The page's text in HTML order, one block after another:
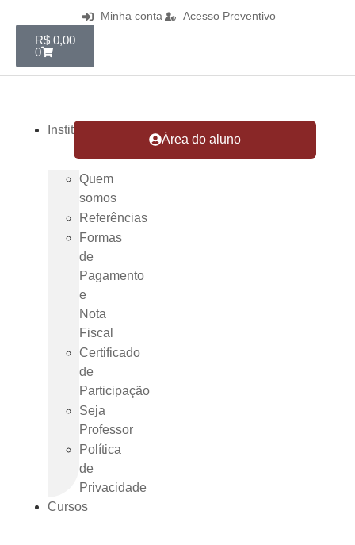
Minha conta Acesso Preventivo
R$ 0,00
0
Institucional
Quem
somos
Referências
Formas
de
Pagamento
e
Nota
Fiscal
Certificado
de
Participação
Seja
Professor
Política
de
Privacidade
Cursos
Área do aluno